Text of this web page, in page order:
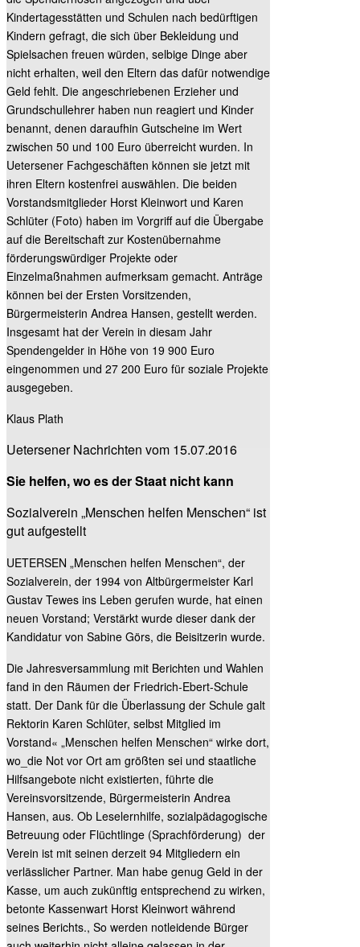
Kindertagesstätten und Schulen nach bedürftigen
Kindern gefragt, die sich über Bekleidung und
Spielsachen freuen würden, selbige Dinge aber
nicht erhalten, weil den Eltern das dafür notwendige
Geld fehlt. Die angeschriebenen Erzieher und
Grundschullehrer haben nun reagiert und Kinder
benannt, denen daraufhin Gutscheine im Wert
zwischen 50 und 100 Euro überreicht wurden. In
Uetersener Fachgeschäften können sie jetzt mit
ihren Eltern kostenfrei auswählen. Die beiden
Vorstandsmitglieder Horst Kleinwort und Karen
Schlüter (Foto) haben im Vorgriff auf die Übergabe
auf die Bereitschaft zur Kostenübernahme
förderungswürdiger Projekte oder
Einzelmaßnahmen aufmerksam gemacht. Anträge
können bei der Ersten Vorsitzenden,
Bürgermeisterin Andrea Hansen, gestellt werden.
Insgesamt hat der Verein in diesam Jahr
Spendengelder in Höhe von 19 900 Euro
eingenommen und 27 200 Euro für soziale Projekte
ausgegeben.
Klaus Plath
Uetersener Nachrichten vom 15.07.2016
Sie helfen, wo es der Staat nicht kann
Sozialverein „Menschen helfen Menschen“ ist
gut aufgestellt
UETERSEN „Menschen helfen Menschen“, der
Sozialverein, der 1994 von Altbürgermeister Karl
Gustav Tewes ins Leben gerufen wurde, hat einen
neuen Vorstand; Verstärkt wurde dieser dank der
Kandidatur von Sabine Görs, die Beisitzerin wurde.
Die Jahresversammlung mit Berichten und Wahlen
fand in den Räumen der Friedrich-Ebert-Schule
statt. Der Dank für die Überlassung der Schule galt
Rektorin Karen Schlüter, selbst Mitglied im
Vorstand« „Menschen helfen Menschen“ wirke dort,
wo_die Not vor Ort am größten sei und staatliche
Hilfsangebote nicht existierten, führte die
Vereinsvorsitzende, Bürgermeisterin Andrea
Hansen, aus. Ob Leselernhilfe, sozialpädagogische
Betreuung oder Flüchtlinge (Sprachförderung) der
Verein ist mit seinen derzeit 94 Mitgliedern ein
verlässlicher Partner. Man habe genug Geld in der
Kasse, um auch zukünftig entsprechend zu wirken,
betonte Kassenwart Horst Kleinwort während
seines Berichts., So werden notleidende Bürger